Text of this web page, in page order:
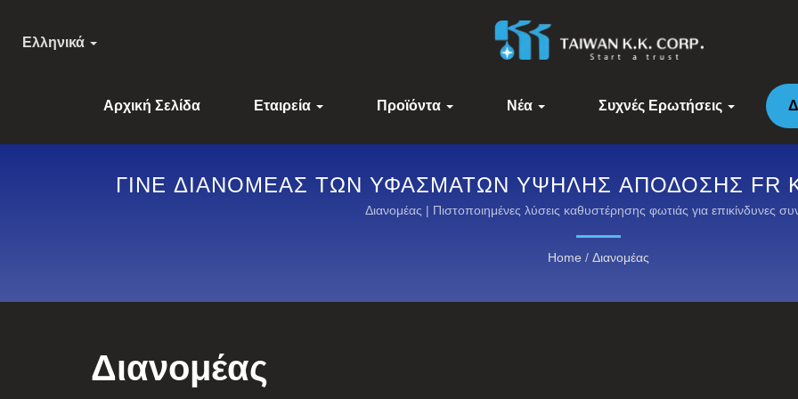
Αρχική Σελίδα Εταιρεία Προϊόντα Νέα Συχνές Ερωτήσεις
Ελληνικά
ΓΊΝΕ ΔΙΑΝΟΜΈΑΣ ΤΩΝ ΥΦΑΣΜΆΤΩΝ ΥΨΗΛΉΣ ΑΠΌΔΟΣΗΣ FR
ΟΜΙΚΟΎ ΕΞΟΠΛΙΣΜΟΎ SUPER ARMOR!! | ΥΨΗΛΉΣ
ΑΝΤΊΣΤΑΣΗΣ ΣΤΗ ΦΩΤΙΆ ΑΠΌ ΤΗΝ KANOX®: ΑΝΑΚΑΛΎΨΤΕ
Διανομέας | Πιστοποιημένες λύσεις καθυστέρησης φωτιάς για επικίνδυνες
Home / Διανομέας
Διανομέας